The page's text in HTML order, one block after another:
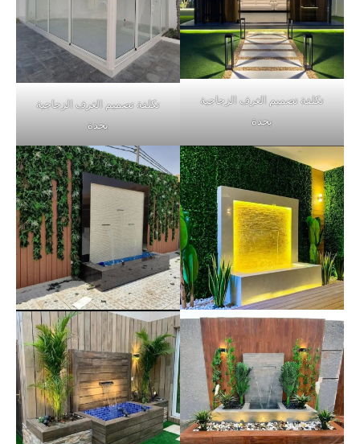
تكلفة تصميم الغرف الزجاجية
بجدة
تكلفة تصميم الغرف الزجاجية
بجدة